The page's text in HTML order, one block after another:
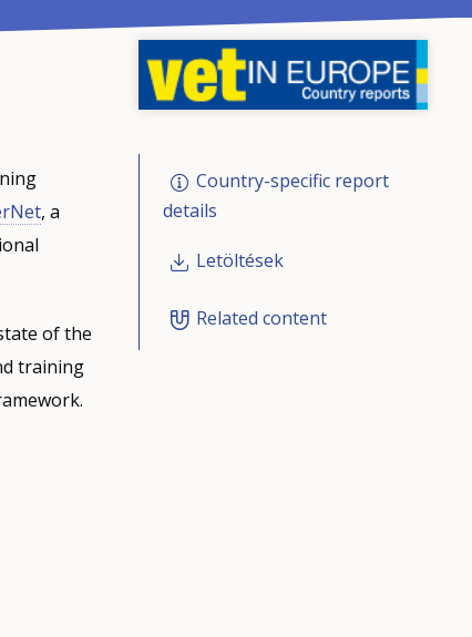
, a
of the
training
Country-specific report
details
Letöltések
Related content